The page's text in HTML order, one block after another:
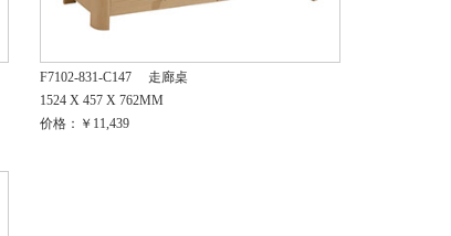
F7102-831-C147
走廊桌
1524 X 457 X 762MM
价格：￥11,439